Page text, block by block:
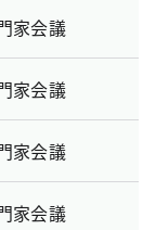
家会議
家会議
家会議
家会議